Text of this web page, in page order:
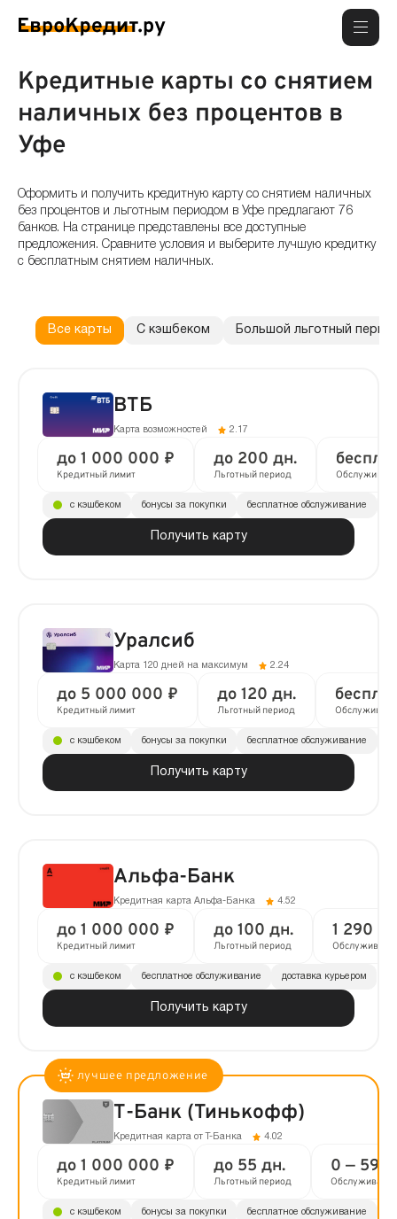
Кредитные карты со снятием
наличных без процентов в
Уфе
Оформить и получить кредитную карту со снятием наличных
без процентов и льготным периодом в Уфе предлагают 76
банков. На странице представлены все доступные
предложения. Сравните условия и выберите лучшую кредитку
с бесплатным снятием наличных.
Все карты С кэшбеком Большой льготный
ВТБ
Карта возможностей 2.17
до 1 000 000 ₽
Кредитный лимит
до 200 дн.
Льготный период
Получить карту
с кэшбеком бонусы за покупки бесплатное обслуживание
Уралсиб
Карта 120 дней на максимум 2.24
до 5 000 000 ₽
Кредитный лимит
до 120 дн.
Льготный период
Получить карту
с кэшбеком бонусы за покупки бесплатное обслуживание
Альфа-Банк
Кредитная карта Альфа-Банка 4.52
до 1 000 000 ₽
Кредитный лимит
до 100 дн.
Льготный период
1 290 ₽
Получить карту
с кэшбеком бесплатное обслуживание доставка курьером
Т-Банк (Тинькофф)
Кредитная карта от Т-Банка 4.02
до 1 000 000 ₽
Кредитный лимит
до 55 дн.
Льготный период
0 — 590
Обслуживание
с кэшбеком бонусы за покупки бесплатное обслуживание